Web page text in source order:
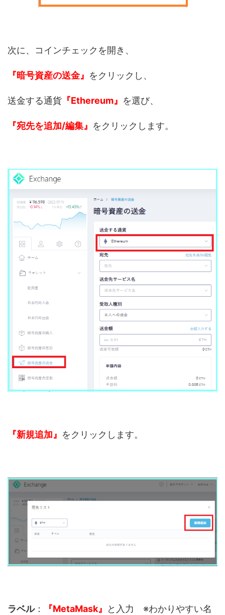
次に、コインチェックを開き、
『暗号資産の送金』 をクリックし、
送金する通貨 『Ethereum』 を選び、
『宛先を追加/編集』 をクリックします。
『新規追加』 をクリックします。
ラベル： 『MetaMask』 と入力 ※わかりやすい名